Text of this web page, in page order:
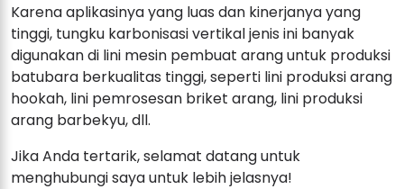
Karena aplikasinya yang luas dan kinerjanya yang
tinggi, tungku karbonisasi vertikal jenis ini banyak
digunakan di lini mesin pembuat arang untuk produksi
batubara berkualitas tinggi, seperti lini produksi arang
hookah, lini pemrosesan briket arang, lini produksi
arang barbekyu, dll.
Jika Anda tertarik, selamat datang untuk
menghubungi saya untuk lebih jelasnya!